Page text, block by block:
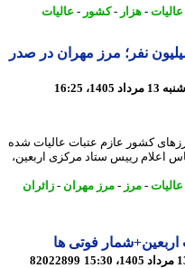
-هزار - کشور-عالیات
اربعین از مرز 3.3 میلیون نفر؛ مرز مهران در صدر
زائر از مرزهای کشور عازم عتبات عالیات شده
اعلام رییس ستاد مرکزی اربعین،
-مرز-مرز مهران-
زائران
فوتی ها
82022899